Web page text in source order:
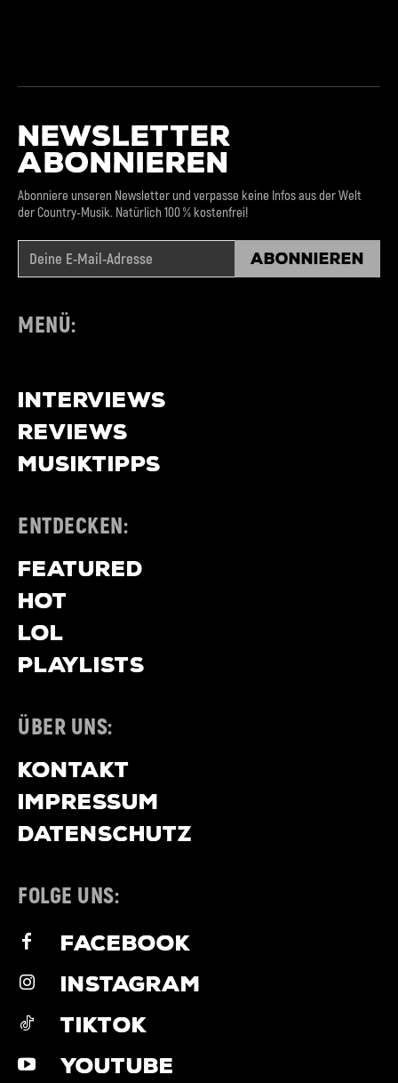
NEWSLETTER
ABONNIEREN
Abonniere unseren Newsletter und verpasse keine Infos aus der Welt
der Country-Musik. Natürlich 100 % kostenfrei!
Abonnieren
MENÜ:
INTERVIEWS
REVIEWS
MUSIKTIPPS
ENTDECKEN:
FEATURED
HOT
LOL
PLAYLISTS
ÜBER UNS:
KONTAKT
IMPRESSUM
DATENSCHUTZ
FOLGE UNS:
FACEBOOK
INSTAGRAM
TIKTOK
YOUTUBE